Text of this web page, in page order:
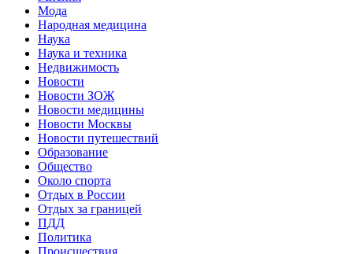
Мода
Народная медицина
Наука
Наука и техника
Недвижимость
Новости
Новости ЗОЖ
Новости медицины
Новости Москвы
Новости путешествий
Образование
Общество
Около спорта
Отдых в России
Отдых за границей
ПДД
Политика
Происшествия